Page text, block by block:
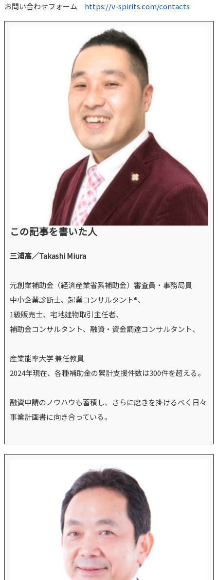
お問い合わせフォーム https://v-spirits.com/contacts
この記事を書いた人
三浦高／Takashi Miura
元創業補助金（経済産業省系補助金）審査員・事務局員
中小企業診断士、起業コンサルタント®、
1級販売士、宅地建物取引主任者、
補助金コンサルタント、融資・資金調達コンサルタント、
産業能率大学 兼任教員
2024年現在、各種補助金の累計支援件数は300件を超える。
融資申請のノウハウも蓄積し、さらに磨きを掛けるべく日々
事業計画書に向き合っている。